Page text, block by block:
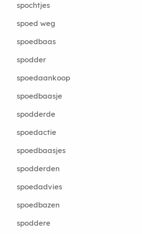
spochtjes
spoed weg
spoedbaas
spodder
spoedaankoop
spoedbaasje
spodderde
spoedactie
spoedbaasjes
spodderden
spoedadvies
spoedbazen
spoddere